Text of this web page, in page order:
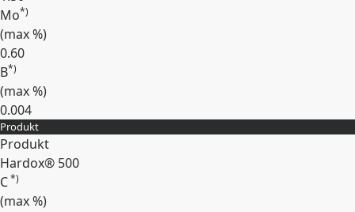
Mo*)
(max%)
0.60
B*)
(max%)
0.004
Expandera
Produkt
Produkt
Hardox® 500
C*)
(max%)